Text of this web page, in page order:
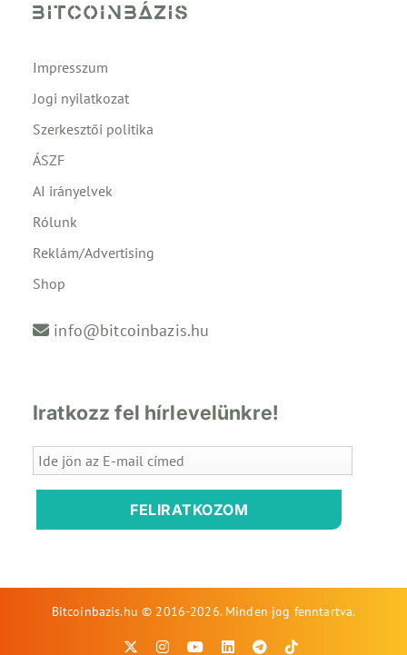
Impresszum
Jogi nyilatkozat
Szerkesztői politika
ÁSZF
AI irányelvek
Rólunk
Reklám/Advertising
Shop
info@bitcoinbazis.hu
Iratkozz fel hírlevelünkre!
FELIRATKOZOM
Bitcoinbazis.hu © 2016-2026. Minden jog fenntartva.